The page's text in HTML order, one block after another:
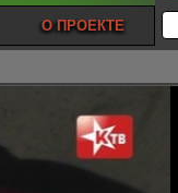
О ПРОЕКТЕ